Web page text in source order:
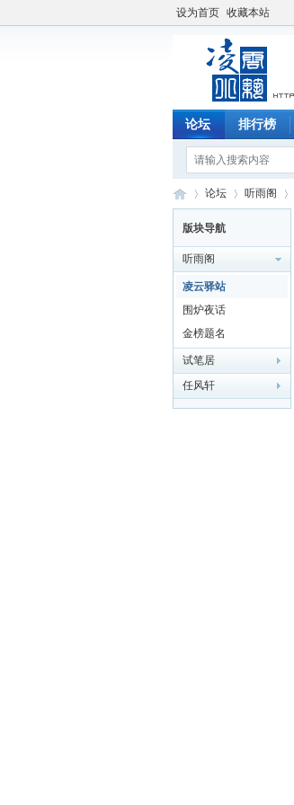
设为首页 收藏本站
论坛 排行榜
凌 »
论坛
›
听雨阁
›
版块导航
听雨阁
凌云驿站
围炉夜话
金榜题名
试笔居
任风轩